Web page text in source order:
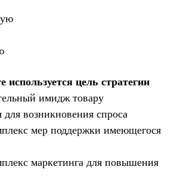
используется цель стратегии
имидж товару
для возникновения спроса
мер поддержки имеющегося
маркетинга для повышения